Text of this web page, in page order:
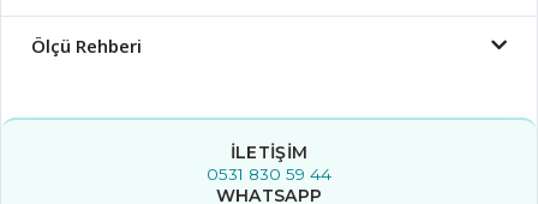
Ölçü Rehberi
İLETIŞIM
0531 830 59 44
WHATSAPP